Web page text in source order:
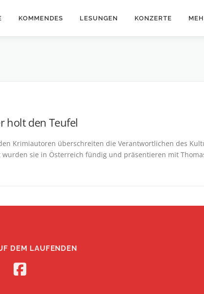
KOMMENDES LESUNGEN KONZERTE
holt den Teufel
Krimiautoren überschreiten die Verantwortlichen des
wurden sie in Österreich fündig und präsentieren mit
DEM LAUFENDEN